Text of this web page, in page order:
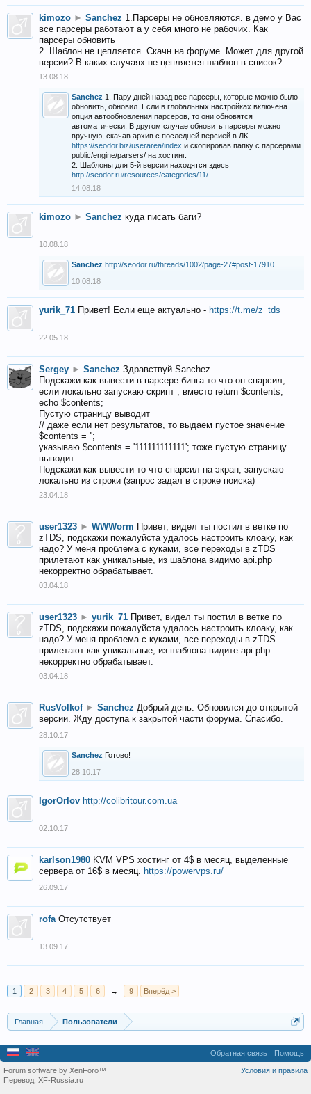
kimozo ► Sanchez 1.Парсеры не обновляются. в демо у Вас
все парсеры работают а у себя много не рабочих. Как
парсеры обновить
2. Шаблон не цепляется. Скачн на форуме. Может для другой
версии? В каких случаях не цепляется шаблон в список?
13.08.18
Sanchez 1. Пару дней назад все парсеры, которые можно было
обновить, обновил. Если в глобальных настройках включена
опция автообновления парсеров, то они обновятся
автоматически. В другом случае обновить парсеры можно
вручную, скачав архив с последней версией в ЛК
https://seodor.biz/userarea/index и скопировав папку с парсерами
public/engine/parsers/ на хостинг.
2. Шаблоны для 5-й версии находятся здесь
http://seodor.ru/resources/categories/11/
14.08.18
kimozo ► Sanchez куда писать баги?
10.08.18
Sanchez http://seodor.ru/threads/1002/page-27#post-17910
10.08.18
yurik_71 Привет! Если еще актуально - https://t.me/z_tds
22.05.18
Sergey ► Sanchez Здравствуй Sanchez
Подскажи как вывести в парсере бинга то что он спарсил,
если локально запускаю скрипт , вместо return $contents;
echo $contents;
Пустую страницу выводит
// даже если нет результатов, то выдаем пустое значение
$contents = '';
указываю $contents = '111111111111'; тоже пустую страницу
выводит
Подскажи как вывести то что спарсил на экран, запускаю
локально из строки (запрос задал в строке поиска)
23.04.18
user1323 ► WWWorm Привет, видел ты постил в ветке по
zTDS, подскажи пожалуйста удалось настроить клоаку, как
надо? У меня проблема с куками, все переходы в zTDS
прилетают как уникальные, из шаблона видимо api.php
некорректно обрабатывает.
03.04.18
user1323 ► yurik_71 Привет, видел ты постил в ветке по
zTDS, подскажи пожалуйста удалось настроить клоаку, как
надо? У меня проблема с куками, все переходы в zTDS
прилетают как уникальные, из шаблона видите api.php
некорректно обрабатывает.
03.04.18
RusVolkof ► Sanchez Добрый день. Обновился до открытой
версии. Жду доступа к закрытой части форума. Спасибо.
28.10.17
Sanchez Готово!
28.10.17
IgorOrlov http://colibritour.com.ua
02.10.17
karlson1980 KVM VPS хостинг от 4$ в месяц, выделенные
сервера от 16$ в месяц. https://powervps.ru/
26.09.17
rofa Отсутствует
13.09.17
1 2 3 4 5 6 → 9 Вперёд >
Главная Пользователи
Обратная связь Помощь
Условия и правила
Forum software by XenForo™
Перевод: XF-Russia.ru